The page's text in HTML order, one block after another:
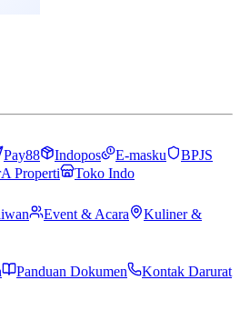
Pay88 Indopos E-masku
BPJS
Properti Toko Indo
Event & Acara
Kuliner &
Panduan Dokumen
Kontak Darurat